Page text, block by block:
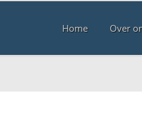
Home Over